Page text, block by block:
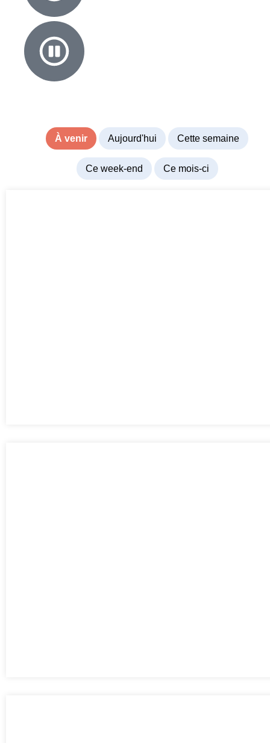
À venir Aujourd'hui Cette semaine
Ce week-end Ce mois-ci